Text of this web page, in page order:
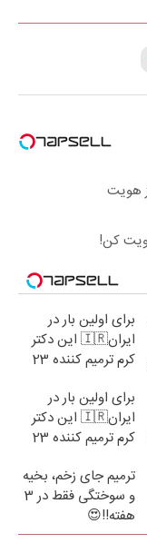
برای اولین بار در
ایران🇮🇷 این دکتر
کرم ترمیم کننده 23
برای اولین بار در
ایران🇮🇷 این دکتر
کرم ترمیم کننده 23
ترمیم جای زخم، بخیه
و سوختگی فقط در 3
هفته!!😍